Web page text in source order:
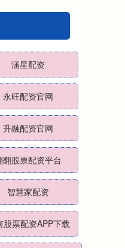
涵星配资
永旺配资官网
升融配资官网
翻股票配资平台
智慧家配资
股票配资APP下载